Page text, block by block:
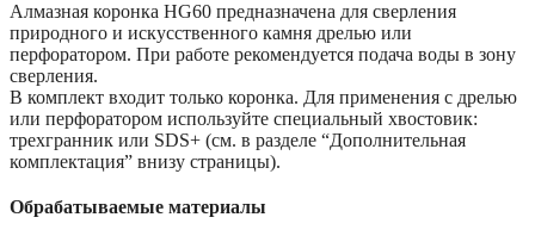
Алмазная коронка HG60 предназначена для сверления
природного и искусственного камня дрелью или
перфоратором. При работе рекомендуется подача воды в зону
сверления.
В комплект входит только коронка. Для применения с дрелью
или перфоратором используйте специальный хвостовик:
трехгранник или SDS+ (см. в разделе “Дополнительная
комплектация” внизу страницы).
Обрабатываемые материалы